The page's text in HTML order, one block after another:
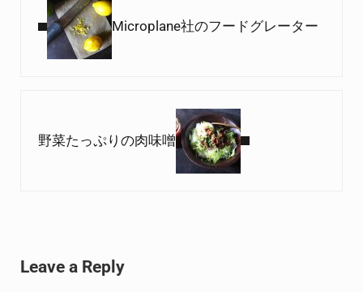
Microplane社のフードグレーター
野菜たっぷりの肉味噌
Leave a Reply